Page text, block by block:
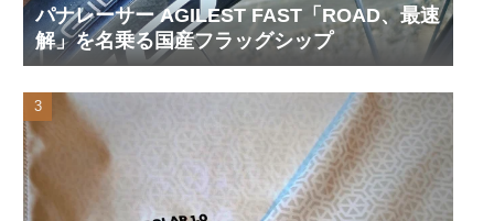
パナレーサー AGILEST FAST「ROAD、最速
解」を名乗る国産フラッグシップ